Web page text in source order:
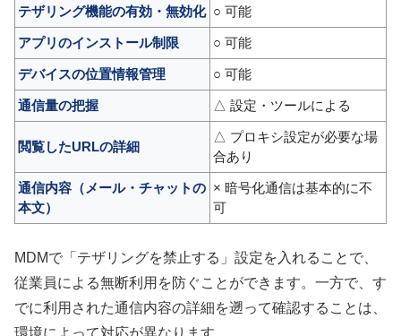
テザリング機能の有効・無効化 ○ 可能
アプリのインストール制限 ○ 可能
デバイスの位置情報管理 ○ 可能
通信量の把握 △ 設定・ツールによる
閲覧したURLの詳細
△ プロキシ設定が必要な場
合あり
通信内容（メール・チャットの
本文）
× 暗号化通信は基本的に不
可
MDMで「テザリングを禁止する」設定を入れることで、
従業員による無断利用を防ぐことができます。一方で、す
でに利用された通信内容の詳細を遡って確認することは、